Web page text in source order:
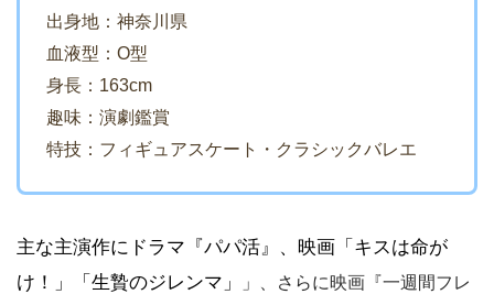
出身地：神奈川県
血液型：O型
身長：163cm
趣味：演劇鑑賞
特技：フィギュアスケート・クラシックバレエ
主な主演作にドラマ『パパ活』、映画「キスは命が
け！」「生贄のジレンマ」
」、さらに映画『一週間フレ